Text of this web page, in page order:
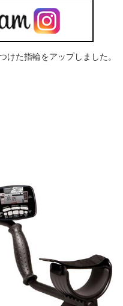
けた指輪をアップしました。